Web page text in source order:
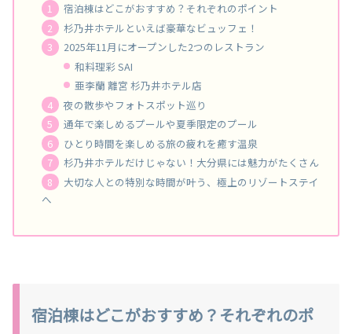
宿泊棟はどこがおすすめ？それぞれのポイント
杉乃井ホテルといえば豪華なビュッフェ！
2025年11月にオープンした2つのレストラン
和料理彩 SAI
亜李蘭 離宮 杉乃井ホテル店
夜の散歩やフォトスポット巡り
通年で楽しめるプールや夏季限定のプール
ひとり時間を楽しめる旅の疲れを癒す温泉
杉乃井ホテルだけじゃない！大分県には魅力がたくさん
大切な人との特別な時間が叶う、極上のリゾートステイ
へ
宿泊棟はどこがおすすめ？それぞれのポ